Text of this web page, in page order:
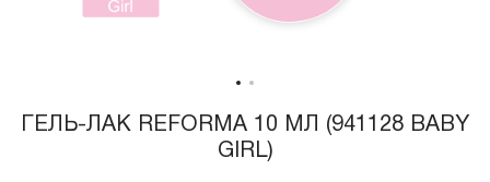
ГЕЛЬ-ЛАК REFORMA 10 МЛ (941128 BABY
GIRL)